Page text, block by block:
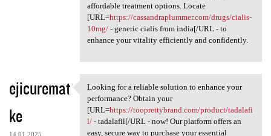
affordable treatment options. Locate
[URL=https://cassandraplummer.com/drugs/cialis-
10mg/- generic cialis from india[/URL - to
enhance your vitality efficiently and confidently.
ejicuremat
ke
14.01.2025
Looking for a reliable
Looking for a reliable solution to enhance your
performance? Obtain your
[URL=https://tooprettybrand.com/product/tadalafi
l/- tadalafil[/URL - now! Our platform offers an
easy, secure way to purchase your essential